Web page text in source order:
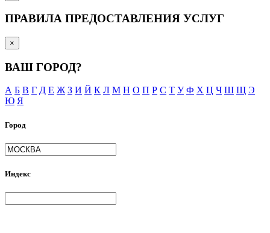
ПРАВИЛА ПРЕДОСТАВЛЕНИЯ УСЛУГ
×
ВАШ ГОРОД?
А Б В Г Д Е Ж З И Й К Л М Н О П Р С Т У Ф Х Ц Ч Ш Щ Э
Ю Я
Город
Индекс